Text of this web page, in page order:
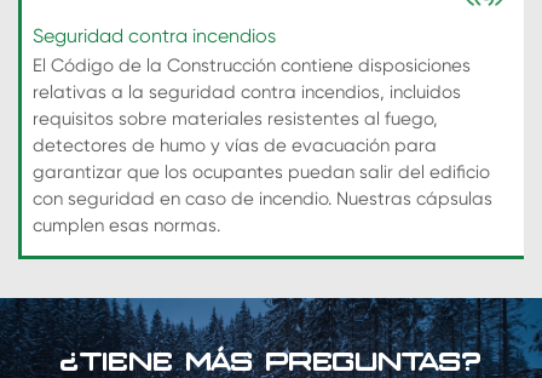
Seguridad contra incendios
El Código de la Construcción contiene disposiciones
relativas a la seguridad contra incendios, incluidos
requisitos sobre materiales resistentes al fuego,
detectores de humo y vías de evacuación para
garantizar que los ocupantes puedan salir del edificio
con seguridad en caso de incendio. Nuestras cápsulas
cumplen esas normas.
¿TIENE MÁS PREGUNTAS?